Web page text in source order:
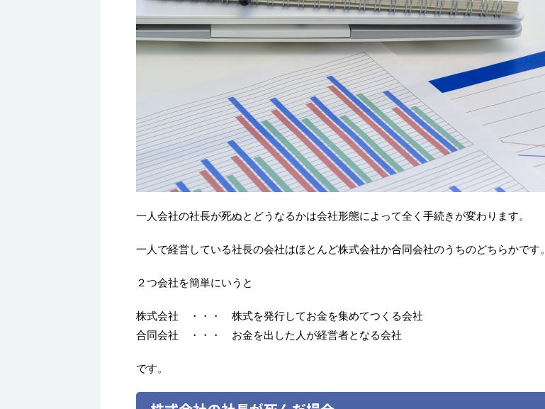
一人会社の社長が死ぬとどうなるかは会社形態によって全く手続きが変わります。
一人で経営している社長の会社はほとんど株式会社か合同会社のうちのどちらかです。
２つ会社を簡単にいうと
株式会社 ・・・ 株式を発行してお金を集めてつくる会社
合同会社 ・・・ お金を出した人が経営者となる会社
です。